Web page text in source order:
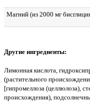
Магний (из 2000 мг
Другие ингредиенты:
Лимонная кислота,
(растительного
[гипромеллоза (целлюлоза),
происхождения),